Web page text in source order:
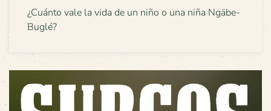
¿Cuánto vale la vida de un niño o una niña Ngäbe-
Buglé?